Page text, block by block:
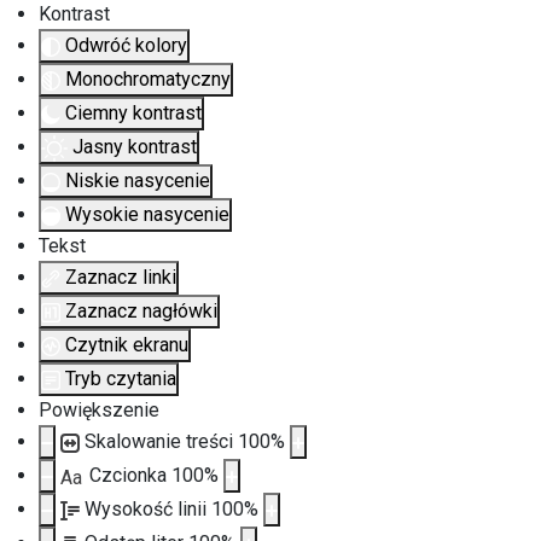
Kontrast
Odwróć kolory
Monochromatyczny
Ciemny kontrast
Jasny kontrast
Niskie nasycenie
Wysokie nasycenie
Tekst
Zaznacz linki
Zaznacz nagłówki
Czytnik ekranu
Tryb czytania
Powiększenie
Skalowanie treści 100%
Aa Czcionka 100%
Wysokość linii 100%